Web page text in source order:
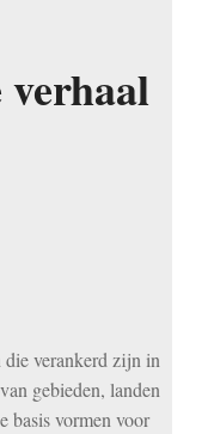
verankerd zijn in
gebieden, landen
basis vormen voor